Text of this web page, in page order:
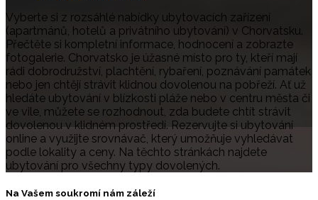
Vyberte si z rozsáhlé nabídky ubytovacích zařízení
(apartmánů, hotelů a privátního ubytování) v Chorvatsku.
Přečtěte si kompletní informace, hodnocení a zobrazte
fotogalerie. Chorvatsko je úžasné místo pro ty, kteří mají
rádi dobrodružství, plachtění, rybaření, poznávání památek
nebo jen chtějí strávit klidnou dovolenou na pobřeží. Ať už
hledáte ubytování v blízkosti pláže nebo v centru města či
ve vile, můžete se rozhodnout, zda budete chtít strávit
dovolenou v klidném prostředí. Rezervujte si ubytování
online a využijte srovnávač, který umožňuje vyhledávat
podle lokality a ceny. Na těchto stránkách najdete
ubytování pro všechny typy dovolených.
Na Vašem soukromí nám záleží